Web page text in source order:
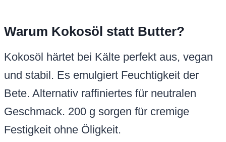
Warum Kokosöl statt Butter?
Kokosöl härtet bei Kälte perfekt aus, vegan
und stabil. Es emulgiert Feuchtigkeit der
Bete. Alternativ raffiniertes für neutralen
Geschmack. 200 g sorgen für cremige
Festigkeit ohne Öligkeit.